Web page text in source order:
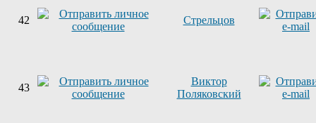
42 Стрельцов
43
Виктор
Поляковский